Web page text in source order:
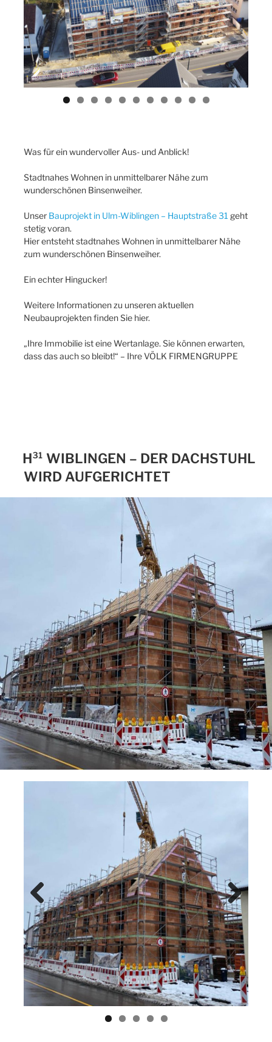
ous
Was für ein wundervoller Aus- und Anblick!
Stadtnahes Wohnen in unmittelbarer Nähe zum
wunderschönen Binsenweiher.
Unser Bauprojekt in Ulm-Wiblingen – Hauptstraße 31 geht
stetig voran.
Hier entsteht stadtnahes Wohnen in unmittelbarer Nähe
zum wunderschönen Binsenweiher.
Ein echter Hingucker!
Weitere Informationen zu unseren aktuellen
Neubauprojekten finden Sie hier.
„Ihre Immobilie ist eine Wertanlage. Sie können erwarten,
dass das auch so bleibt!“ – Ihre VÖLK FIRMENGRUPPE
H³¹ WIBLINGEN – DER DACHSTUHL
WIRD AUFGERICHTET
Previ
ous
Next